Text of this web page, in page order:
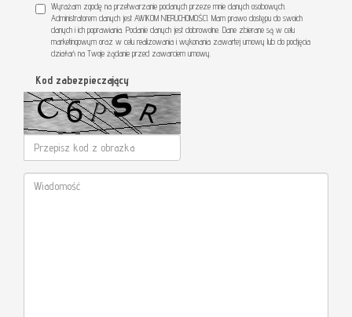
Wyrażam zgodę na przetwarzanie podanych przeze mnie danych osobowych.
Administratorem danych jest AWIKOM NIERUCHOMOŚCI. Mam prawo dostępu do swoich
danych i ich poprawiania. Podanie danych jest dobrowolne. Dane zbierane są w celu
marketingowym oraz w celu realizowania i wykonania zawartej umowy lub do podjęcia
działań na Twoje żądanie przed zawarciem umowy.
Kod zabezpieczający